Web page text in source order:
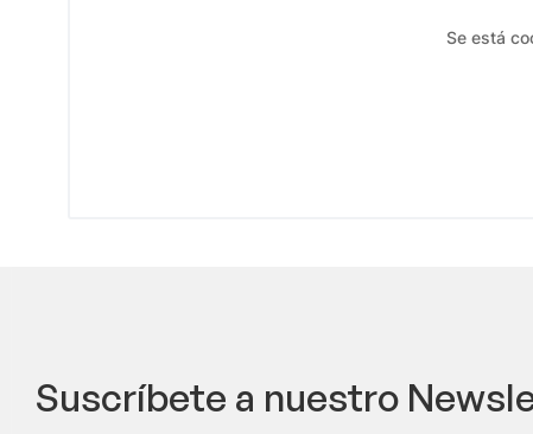
Se está
Suscríbete a nuestro